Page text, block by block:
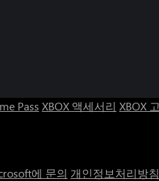
Pass XBOX 액세서리 XBOX
에 문의 개인정보처리방